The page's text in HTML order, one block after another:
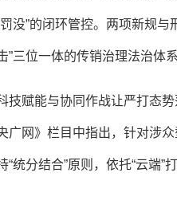
没”的闭环管控。两项新规
”三位一体的传销治理法治体
技赋能与协同作战让严打态
广网》栏目中指出，针对涉
“统分结合”原则，依托“云端